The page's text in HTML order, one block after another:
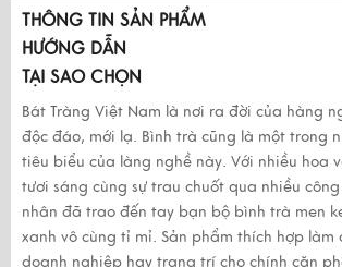
THÔNG TIN SẢN PHẨM
HƯỚNG DẪN
TẠI SAO CHỌN
Bát Tràng Việt Nam là nơi ra đời của hàng
độc đáo, mới lạ. Bình trà cũng là một trong
tiêu biểu của làng nghề này. Với nhiều hoa
tươi sáng cùng sự trau chuốt qua nhiều
nhân đã trao đến tay bạn bộ bình trà men
xanh vô cùng tỉ mỉ. Sản phẩm thích hợp
doanh nghiệp hay trang trí cho chính căn